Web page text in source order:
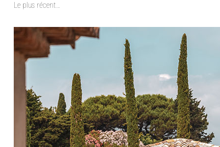
Le plus récent…